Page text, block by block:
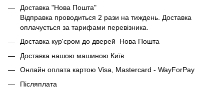
Доставка "Нова Пошта"
Відправка проводиться 2 рази на тиждень. Доставка
оплачується за тарифами перевізника.
Доставка кур'єром до дверей Нова Пошта
Доставка нашою машиною Київ
Онлайн оплата картою Visa, Mastercard - WayForPay
Післяплата